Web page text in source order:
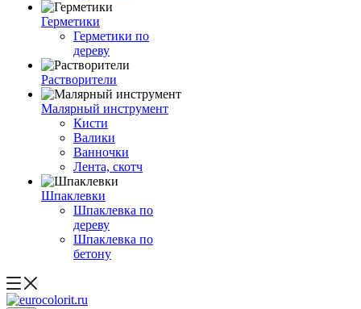
Герметики
Герметики по
дереву
Растворители
Малярный инструмент
Кисти
Валики
Ванночки
Лента, скотч
Шпаклевки
Шпаклевка по
дереву
Шпаклевка по
бетону